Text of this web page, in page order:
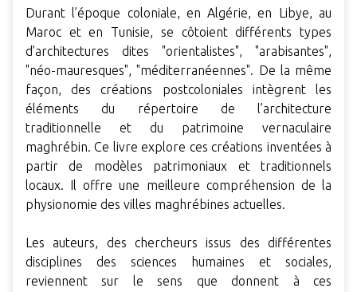
Durant l’époque coloniale, en Algérie, en Libye, au
Maroc et en Tunisie, se côtoient différents types
d’architectures dites "orientalistes", "arabisantes",
"néo-mauresques", "méditerranéennes". De la même
façon, des créations postcoloniales intègrent les
éléments du répertoire de l’architecture
traditionnelle et du patrimoine vernaculaire
maghrébin. Ce livre explore ces créations inventées à
partir de modèles patrimoniaux et traditionnels
locaux. Il offre une meilleure compréhension de la
physionomie des villes maghrébines actuelles.
Les auteurs, des chercheurs issus des différentes
disciplines des sciences humaines et sociales,
reviennent sur le sens que donnent à ces